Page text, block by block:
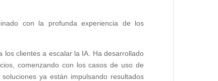
con la profunda experiencia de los
clientes a escalar la IA. Ha desarrollado
comenzando con los casos de uso de
ya están impulsando resultados